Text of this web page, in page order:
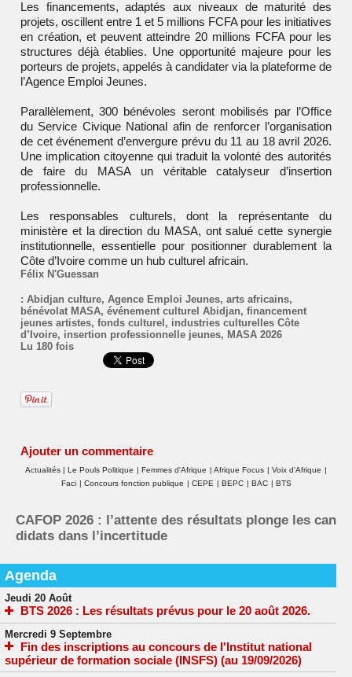
Les financements, adaptés aux niveaux de maturité des
projets, oscillent entre 1 et 5 millions FCFA pour les initiatives
en création, et peuvent atteindre 20 millions FCFA pour les
structures déjà établies. Une opportunité majeure pour les
porteurs de projets, appelés à candidater via la plateforme de
l’Agence Emploi Jeunes.
Parallèlement, 300 bénévoles seront mobilisés par l’Office
du Service Civique National afin de renforcer l’organisation
de cet événement d’envergure prévu du 11 au 18 avril 2026.
Une implication citoyenne qui traduit la volonté des autorités
de faire du MASA un véritable catalyseur d’insertion
professionnelle.
Les responsables culturels, dont la représentante du
ministère et la direction du MASA, ont salué cette synergie
institutionnelle, essentielle pour positionner durablement la
Côte d’Ivoire comme un hub culturel africain.
Félix N'Guessan
: Abidjan culture, Agence Emploi Jeunes, arts africains,
bénévolat MASA, événement culturel Abidjan, financement
jeunes artistes, fonds culturel, industries culturelles Côte
d’Ivoire, insertion professionnelle jeunes, MASA 2026
Lu 180 fois
Ajouter un commentaire
Actualités | Le Pouls Politique | Femmes d'Afrique | Afrique Focus | Voix d'Afrique |
Faci | Concours fonction publique | CEPE | BEPC | BAC | BTS
CAFOP 2026 : l’attente des résultats plonge les can
didats dans l’incertitude
Agenda
Jeudi 20 Août
BTS 2026 : Les résultats prévus pour le 20 août 2026.
Mercredi 9 Septembre
Fin des inscriptions au concours de l'Institut national
supérieur de formation sociale (INSFS) (au 19/09/2026)